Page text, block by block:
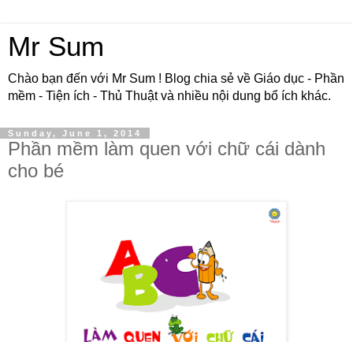
Mr Sum
Chào bạn đến với Mr Sum ! Blog chia sẻ về Giáo dục - Phần
mềm - Tiện ích - Thủ Thuật và nhiều nội dung bổ ích khác.
Sunday, June 1, 2014
Phần mềm làm quen với chữ cái dành
cho bé